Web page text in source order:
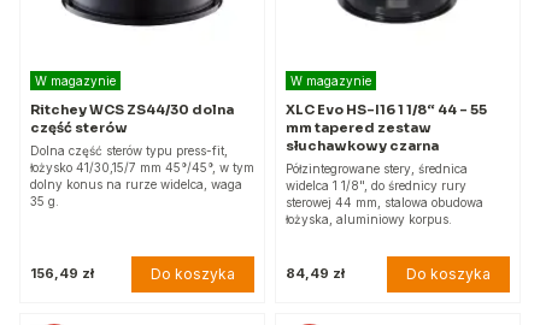
W magazynie
Ritchey WCS ZS44/30 dolna
część sterów
Dolna część sterów typu press-fit,
łożysko 41/30,15/7 mm 45°/45°, w tym
dolny konus na rurze widelca, waga
35 g.
156,49 zł Do koszyka
W magazynie
XLC Evo HS-I16 1 1/8“ 44 - 55
mm tapered zestaw
słuchawkowy czarna
Półzintegrowane stery, średnica
widelca 1 1/8", do średnicy rury
sterowej 44 mm, stalowa obudowa
łożyska, aluminiowy korpus.
84,49 zł Do koszyka